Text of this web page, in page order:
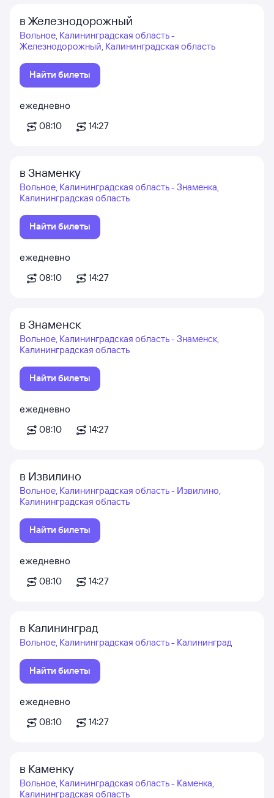
в Железнодорожный
Вольное, Калининградская область -
Железнодорожный, Калининградская область
Найти билеты
ежедневно
08:10
14:27
в Знаменку
Вольное, Калининградская область - Знаменка,
Калининградская область
Найти билеты
ежедневно
08:10
14:27
в Знаменск
Вольное, Калининградская область - Знаменск,
Калининградская область
Найти билеты
ежедневно
08:10
14:27
в Извилино
Вольное, Калининградская область - Извилино,
Калининградская область
Найти билеты
ежедневно
08:10
14:27
в Калининград
Вольное, Калининградская область - Калининград
Найти билеты
ежедневно
08:10
14:27
в Каменку
Вольное, Калининградская область - Каменка,
Калининградская область